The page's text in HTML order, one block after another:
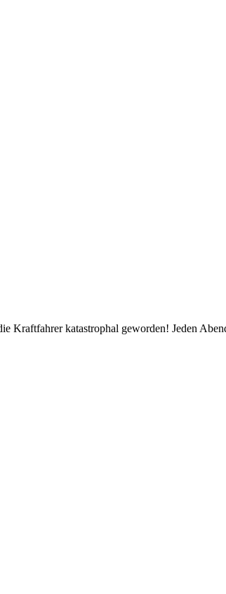
katastrophal geworden! Jeden